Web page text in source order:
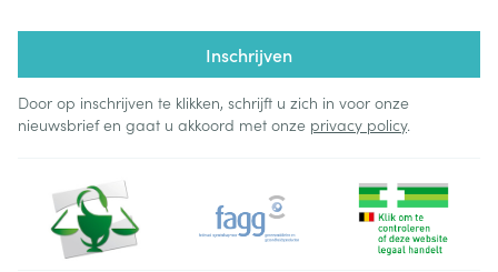
Inschrijven
Door op inschrijven te klikken, schrijft u zich in voor onze
nieuwsbrief en gaat u akkoord met onze privacy policy.